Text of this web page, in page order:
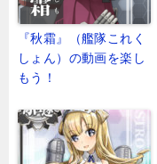
『秋霜』（艦隊これく
しょん）の動画を楽し
もう！